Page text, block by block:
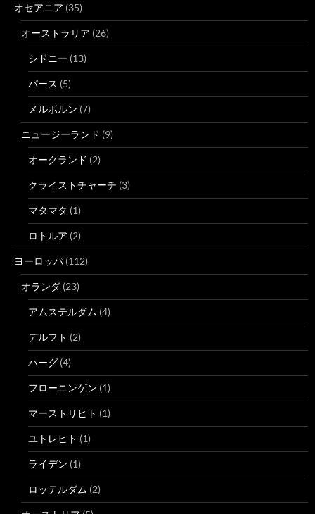
オセアニア (35)
オーストラリア (26)
シドニー (13)
パース (5)
メルボルン (7)
ニュージーランド (9)
オークランド (2)
クライストチャーチ (3)
マタマタ (1)
ロトルア (2)
ヨーロッパ (112)
オランダ (23)
アムステルダム (4)
デルフト (2)
ハーグ (4)
フローニンゲン (1)
マーストリヒト (1)
ユトレヒト (1)
ライデン (1)
ロッテルダム (2)